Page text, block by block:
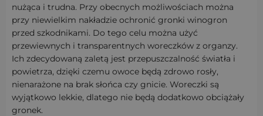
nużąca i trudna. Przy obecnych możliwościach można
przy niewielkim nakładzie ochronić gronki winogron
przed szkodnikami. Do tego celu można użyć
przewiewnych i transparentnych woreczków z organzy.
Ich zdecydowaną zaletą jest przepuszczalność światła i
powietrza, dzięki czemu owoce będą zdrowo rosły,
nienarażone na brak słońca czy gnicie. Woreczki są
wyjątkowo lekkie, dlatego nie będą dodatkowo obciążały
gronek.